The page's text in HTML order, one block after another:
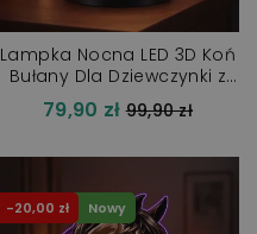
Lampka Nocna LED 3D Koń
Bułany Dla Dziewczynki z
Imieniem Prezent
79,90 zł Cena
99,90 zł
-20,00 zł Nowy